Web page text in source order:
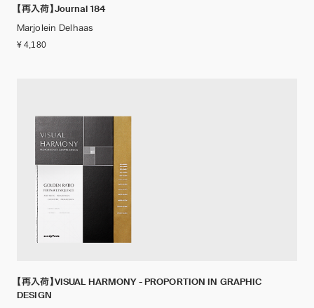
【再入荷】Journal 184
Marjolein Delhaas
¥ 4,180
【再入荷】VISUAL HARMONY - PROPORTION IN GRAPHIC
DESIGN